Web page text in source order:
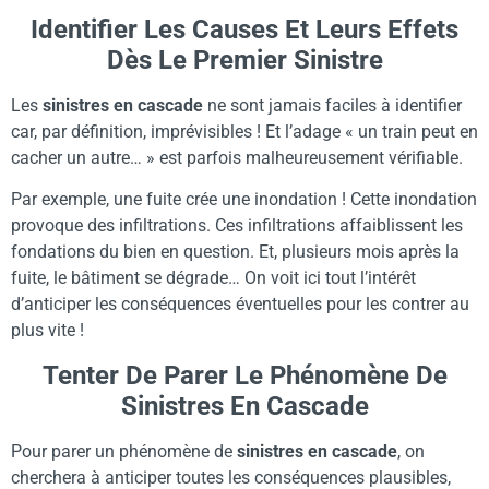
Identifier Les Causes Et Leurs Effets
Dès Le Premier Sinistre
Les sinistres en cascade ne sont jamais faciles à identifier
car, par définition, imprévisibles ! Et l’adage « un train peut en
cacher un autre… » est parfois malheureusement vérifiable.
Par exemple, une fuite crée une inondation ! Cette inondation
provoque des infiltrations. Ces infiltrations affaiblissent les
fondations du bien en question. Et, plusieurs mois après la
fuite, le bâtiment se dégrade… On voit ici tout l’intérêt
d’anticiper les conséquences éventuelles pour les contrer au
plus vite !
Tenter De Parer Le Phénomène De
Sinistres En Cascade
Pour parer un phénomène de sinistres en cascade, on
cherchera à anticiper toutes les conséquences plausibles,